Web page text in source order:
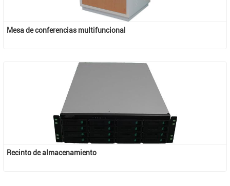
Mesa de conferencias multifuncional
Recinto de almacenamiento